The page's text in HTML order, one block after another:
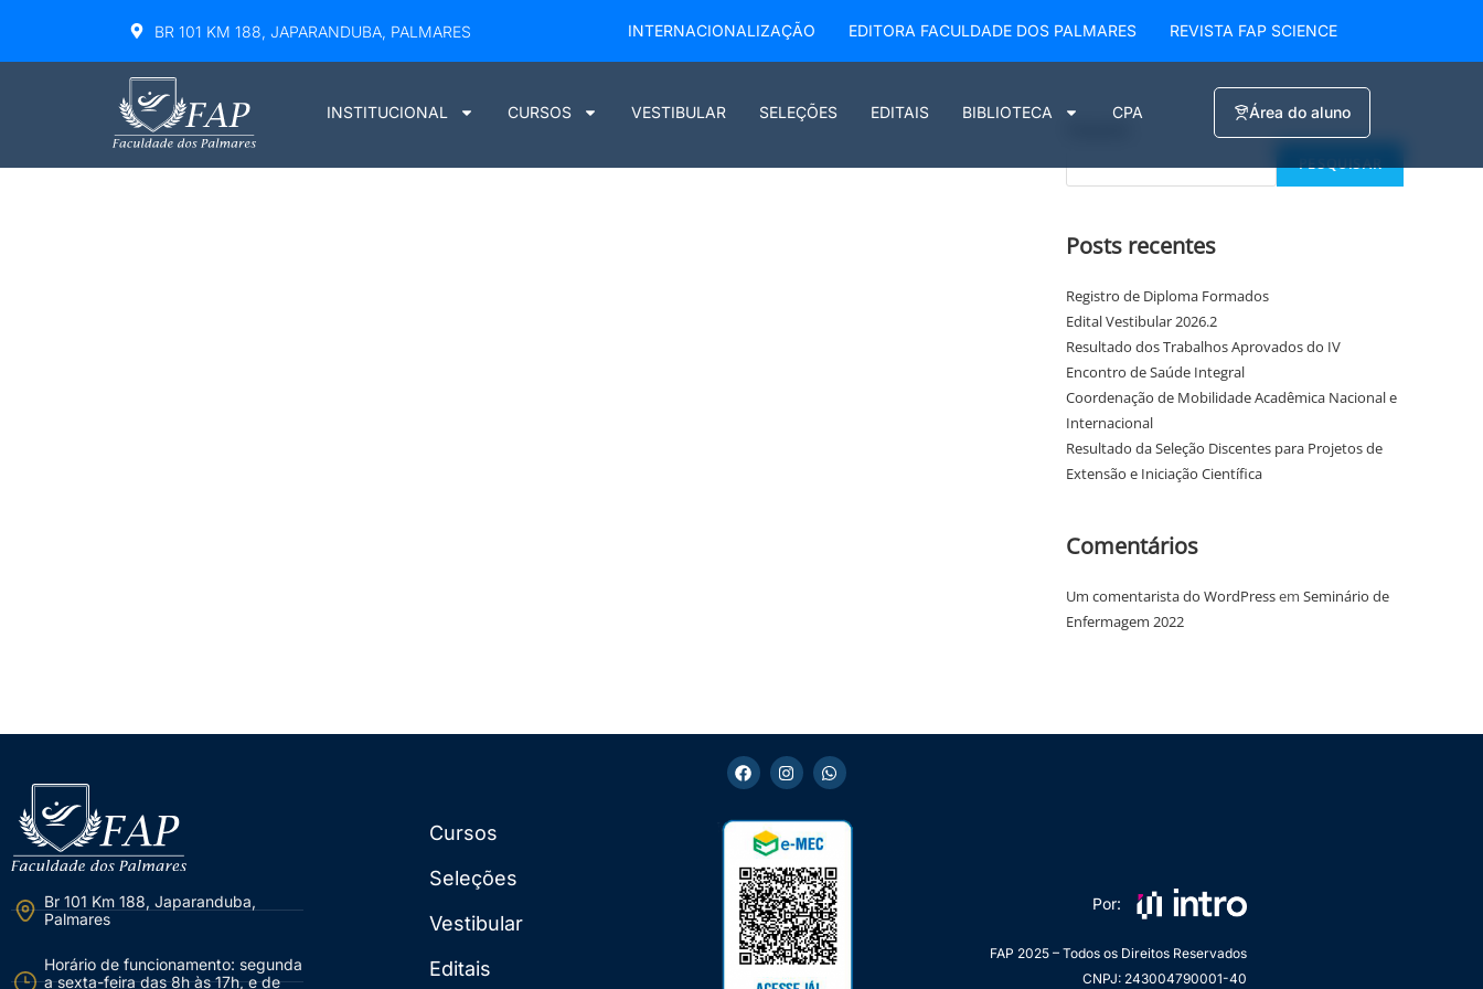
INTERNACIONALIZAÇÃO EDITORA FACULDADE DOS PALMARES REVISTA FAP SCIENCE
BR 101 KM 188, JAPARANDUBA, PALMARES
INSTITUCIONAL CURSOS VESTIBULAR SELEÇÕES EDITAIS BIBLIOTECA CPA Área do aluno
PESQUISAR
Posts recentes
Registro de Diploma Formados
Edital Vestibular 2026.2
Resultado dos Trabalhos Aprovados do IV
Encontro de Saúde Integral
Coordenação de Mobilidade Acadêmica Nacional e
Internacional
Resultado da Seleção Discentes para Projetos de
Extensão e Iniciação Científica
Comentários
Um comentarista do WordPressem Seminário de
Enfermagem 2022
Br 101 Km 188, Japaranduba,
Palmares
Horário de funcionamento: segunda
a sexta-feira das 8h às 17h, e de
Cursos
Seleções
Vestibular
Editais
Por:
FAP 2025 – Todos os Direitos Reservados
CNPJ: 243004790001-40